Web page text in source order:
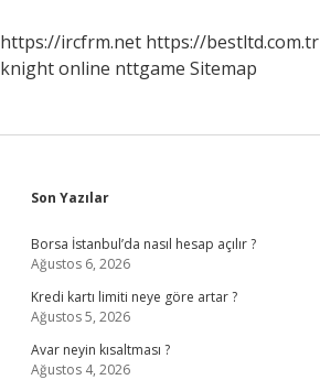
https://ircfrm.net https://bestltd.com.tr
knight online nttgame Sitemap
Sidebar
Son Yazılar
Borsa İstanbul’da nasıl hesap açılır ?
Ağustos 6, 2026
Kredi kartı limiti neye göre artar ?
Ağustos 5, 2026
Avar neyin kısaltması ?
Ağustos 4, 2026